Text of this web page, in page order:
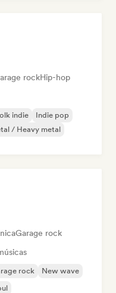
rockHip-hop
indie
Indie pop
/ Heavy metal
Garage rock
rock
New wave